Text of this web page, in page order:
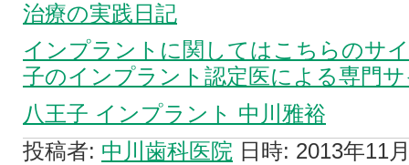
治療の実践日記
インプラントに関してはこちらのサ
子のインプラント認定医による専門
八王子 インプラント 中川雅裕
投稿者: 中川歯科医院 日時: 2013年11